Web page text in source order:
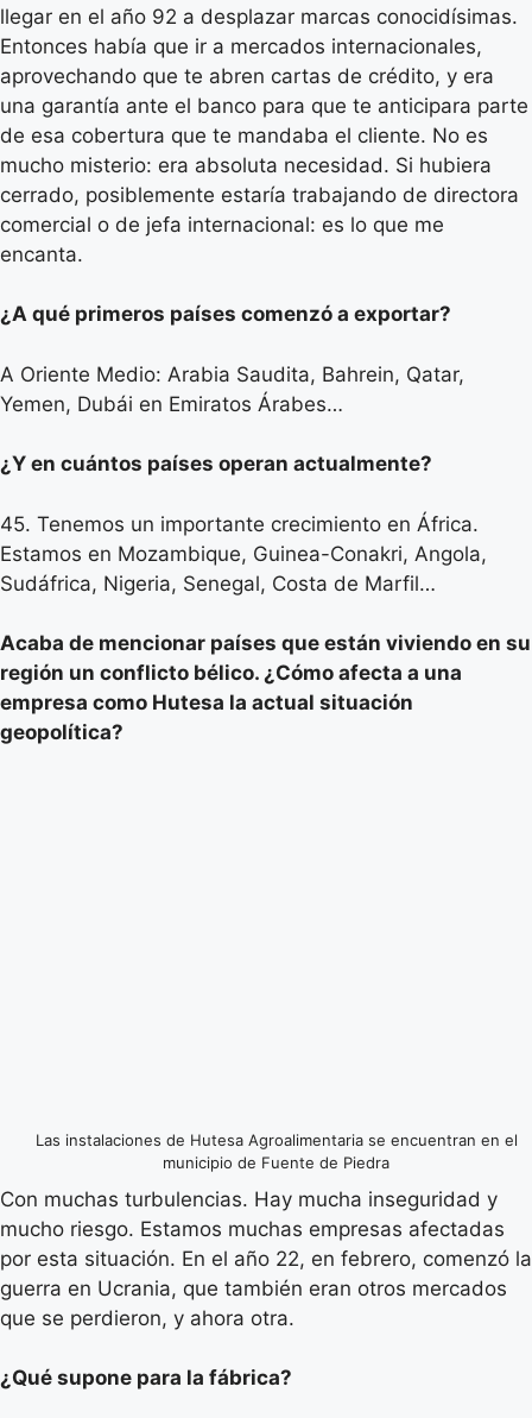
llegar en el año 92 a desplazar marcas conocidísimas.
Entonces había que ir a mercados internacionales,
aprovechando que te abren cartas de crédito, y era
una garantía ante el banco para que te anticipara parte
de esa cobertura que te mandaba el cliente. No es
mucho misterio: era absoluta necesidad. Si hubiera
cerrado, posiblemente estaría trabajando de directora
comercial o de jefa internacional: es lo que me
encanta.
¿A qué primeros países comenzó a exportar?
A Oriente Medio: Arabia Saudita, Bahrein, Qatar,
Yemen, Dubái en Emiratos Árabes…
¿Y en cuántos países operan actualmente?
45. Tenemos un importante crecimiento en África.
Estamos en Mozambique, Guinea-Conakri, Angola,
Sudáfrica, Nigeria, Senegal, Costa de Marfil…
Acaba de mencionar países que están viviendo en su
región un conflicto bélico. ¿Cómo afecta a una
empresa como Hutesa la actual situación
geopolítica?
Las instalaciones de Hutesa Agroalimentaria se encuentran en el
municipio de Fuente de Piedra
Con muchas turbulencias. Hay mucha inseguridad y
mucho riesgo. Estamos muchas empresas afectadas
por esta situación. En el año 22, en febrero, comenzó la
guerra en Ucrania, que también eran otros mercados
que se perdieron, y ahora otra.
¿Qué supone para la fábrica?